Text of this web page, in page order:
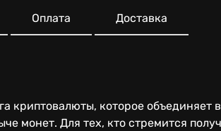
Оплата Доставка
криптовалюты, которое объединяет
монет. Для тех, кто стремится